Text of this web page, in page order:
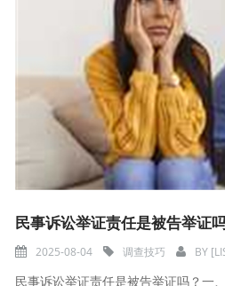
民事诉讼举证责任是被告举证
2025-08-04 调查技巧 BY
民事诉讼举证责任是被告举证吗？一